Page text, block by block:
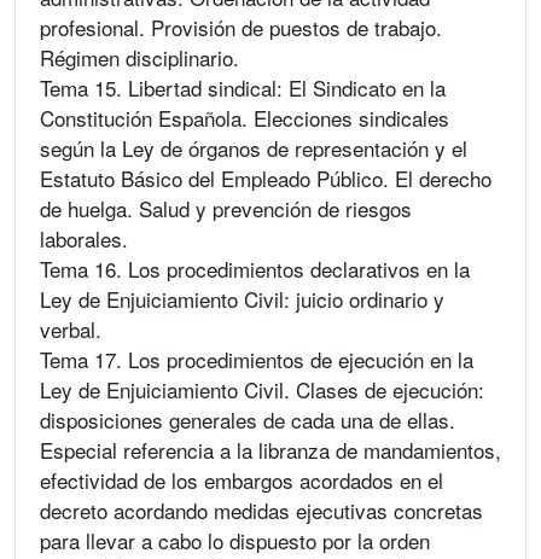
profesional. Provisión de puestos de trabajo.
Régimen disciplinario.
Tema 15. Libertad sindical: El Sindicato en la
Constitución Española. Elecciones sindicales
según la Ley de órganos de representación y el
Estatuto Básico del Empleado Público. El derecho
de huelga. Salud y prevención de riesgos
laborales.
Tema 16. Los procedimientos declarativos en la
Ley de Enjuiciamiento Civil: juicio ordinario y
verbal.
Tema 17. Los procedimientos de ejecución en la
Ley de Enjuiciamiento Civil. Clases de ejecución:
disposiciones generales de cada una de ellas.
Especial referencia a la libranza de mandamientos,
efectividad de los embargos acordados en el
decreto acordando medidas ejecutivas concretas
para llevar a cabo lo dispuesto por la orden